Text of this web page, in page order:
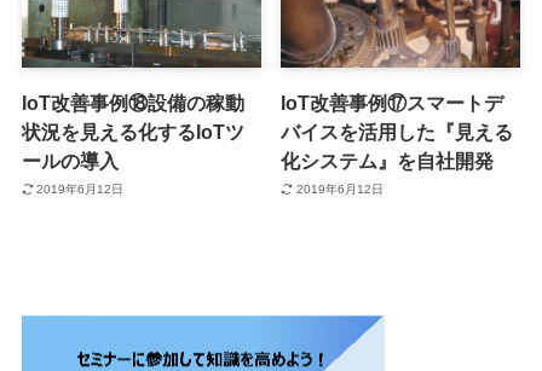
IoT改善事例⑱設備の稼動
状況を見える化するIoTツ
ールの導入
2019年6月12日
IoT改善事例⑰スマートデ
バイスを活用した『見える
化システム』を自社開発
2019年6月12日